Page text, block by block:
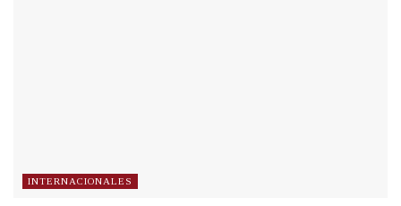
INTERNACIONALES